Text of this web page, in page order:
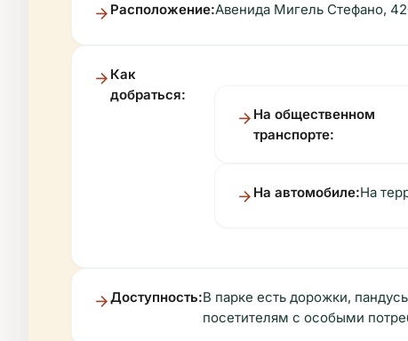
Расположение:Авенида Мигель Стефано,
Как
добраться:
На общественном
транспорте:
На автомобиле:На
Доступность:В парке есть дорожки,
посетителям с особыми